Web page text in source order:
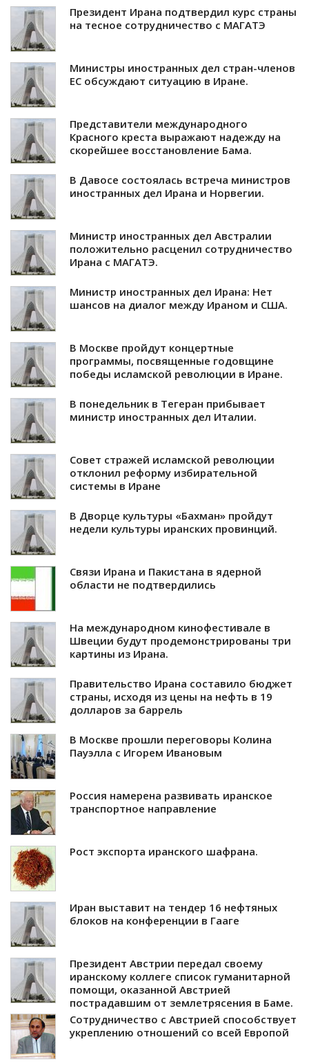
Президент Ирана подтвердил курс страны
на тесное сотрудничество с МАГАТЭ
Министры иностранных дел стран-членов
ЕС обсуждают ситуацию в Иране.
Представители международного
Красного креста выражают надежду на
скорейшее восстановление Бама.
В Давосе состоялась встреча министров
иностранных дел Ирана и Норвегии.
Министр иностранных дел Австралии
положительно расценил сотрудничество
Ирана с МАГАТЭ.
Министр иностранных дел Ирана: Нет
шансов на диалог между Ираном и США.
В Москве пройдут концертные
программы, посвященные годовщине
победы исламской революции в Иране.
В понедельник в Тегеран прибывает
министр иностранных дел Италии.
Совет стражей исламской революции
отклонил реформу избирательной
системы в Иране
В Дворце культуры «Бахман» пройдут
недели культуры иранских провинций.
Связи Ирана и Пакистана в ядерной
области не подтвердились
На международном кинофестивале в
Швеции будут продемонстрированы три
картины из Ирана.
Правительство Ирана составило бюджет
страны, исходя из цены на нефть в 19
долларов за баррель
В Москве прошли переговоры Колина
Пауэлла с Игорем Ивановым
Россия намерена развивать иранское
транспортное направление
Рост экспорта иранского шафрана.
Иран выставит на тендер 16 нефтяных
блоков на конференции в Гааге
Президент Австрии передал своему
иранскому коллеге список гуманитарной
помощи, оказанной Австрией
пострадавшим от землетрясения в Баме.
Сотрудничество с Австрией способствует
укреплению отношений со всей Европой